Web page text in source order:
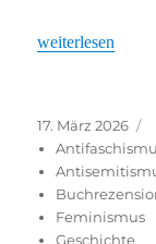
„Kämpferinnen
weiterlesen
Veröffentlicht
am
17. März 2026
Feminismus
Geschichte